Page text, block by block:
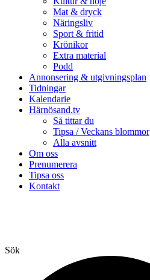
Mat & dryck
Näringsliv
Sport & fritid
Krönikor
Extra material
Podd
Annonsering & utgivningsplan
Tidningar
Kalendarie
Härnösand.tv
Så tittar du
Tipsa / Veckans blommor
Alla avsnitt
Om oss
Prenumerera
Tipsa oss
Kontakt
Sök